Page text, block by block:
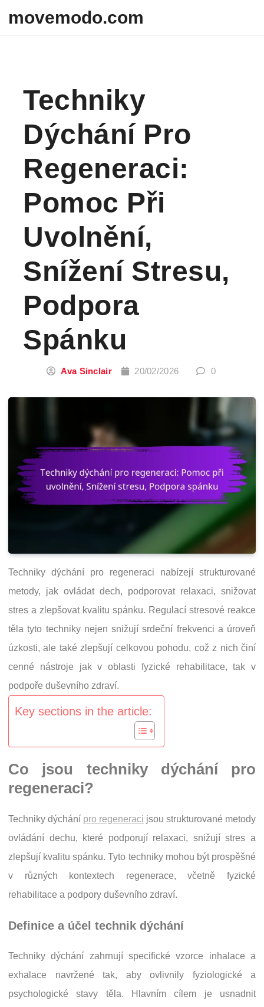
movemodo.com
Techniky
Dýchání Pro
Regeneraci:
Pomoc Při
Uvolnění,
Snížení Stresu,
Podpora
Spánku
Ava Sinclair 20/02/2026 0
Techniky dýchání pro regeneraci nabízejí strukturované
metody, jak ovládat dech, podporovat relaxaci, snižovat
stres a zlepšovat kvalitu spánku. Regulací stresové reakce
těla tyto techniky nejen snižují srdeční frekvenci a úroveň
úzkosti, ale také zlepšují celkovou pohodu, což z nich činí
cenné nástroje jak v oblasti fyzické rehabilitace, tak v
podpoře duševního zdraví.
Key sections in the article:
Co jsou techniky dýchání pro
regeneraci?
Techniky dýchání pro regeneraci jsou strukturované metody
ovládání dechu, které podporují relaxaci, snižují stres a
zlepšují kvalitu spánku. Tyto techniky mohou být prospěšné
v různých kontextech regenerace, včetně fyzické
rehabilitace a podpory duševního zdraví.
Definice a účel technik dýchání
Techniky dýchání zahrnují specifické vzorce inhalace a
exhalace navržené tak, aby ovlivnily fyziologické a
psychologické stavy těla. Hlavním cílem je usnadnit